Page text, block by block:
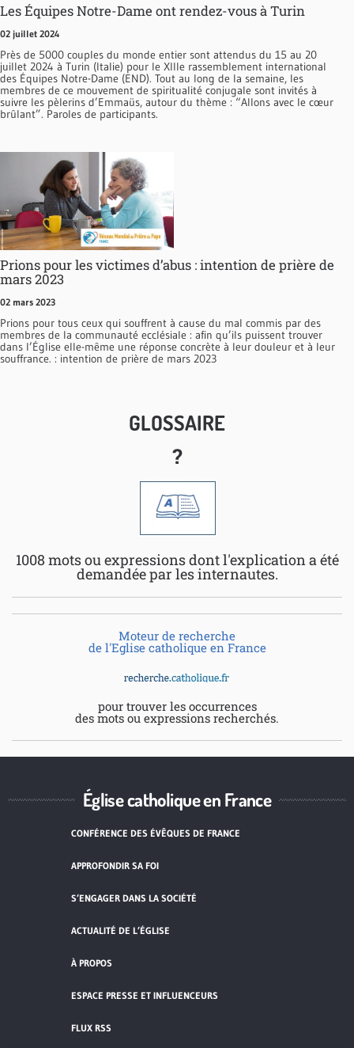
Les Équipes Notre-Dame ont rendez-vous à Turin
02 juillet 2024
Près de 5000 couples du monde entier sont attendus du 15 au 20
juillet 2024 à Turin (Italie) pour le XIIIe rassemblement international
des Équipes Notre-Dame (END). Tout au long de la semaine, les
membres de ce mouvement de spiritualité conjugale sont invités à
suivre les pèlerins d’Emmaüs, autour du thème : “Allons avec le cœur
brûlant”. Paroles de participants.
Prions pour les victimes d’abus : intention de prière de
mars 2023
02 mars 2023
Prions pour tous ceux qui souffrent à cause du mal commis par des
membres de la communauté ecclésiale : afin qu’ils puissent trouver
dans l’Église elle-même une réponse concrète à leur douleur et à leur
souffrance. : intention de prière de mars 2023
GLOSSAIRE
?
1008 mots ou expressions dont l'explication a été
demandée par les internautes.
Moteur de recherche
de l'Eglise catholique en France
pour trouver les occurrences
des mots ou expressions recherchés.
Église catholique en France
CONFÉRENCE DES ÉVÊQUES DE FRANCE
APPROFONDIR SA FOI
S’ENGAGER DANS LA SOCIÉTÉ
ACTUALITÉ DE L’ÉGLISE
À PROPOS
ESPACE PRESSE ET INFLUENCEURS
FLUX RSS